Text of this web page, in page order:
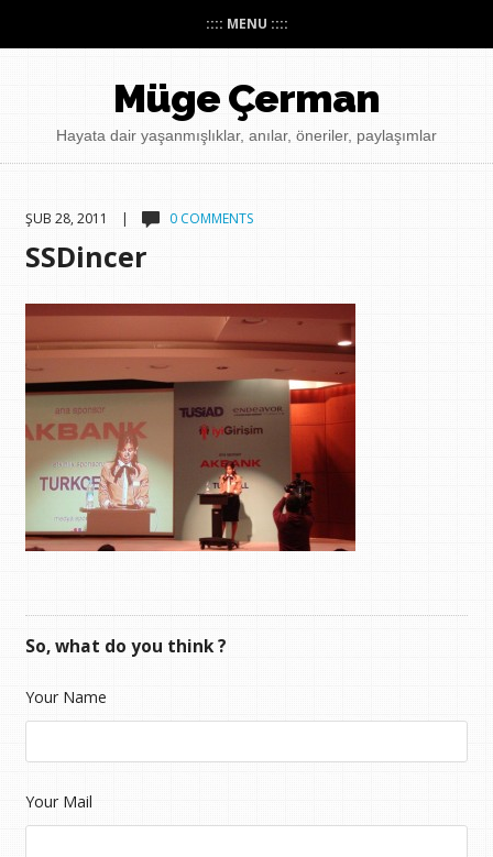
:::: MENU ::::
Müge Çerman
Hayata dair yaşanmışlıklar, anılar, öneriler, paylaşımlar
ŞUB 28, 2011 | 0 COMMENTS
SSDincer
So, what do you think ?
Your Name
Your Mail